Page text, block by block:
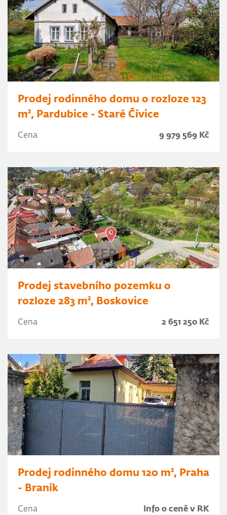
Prodej rodinného domu o rozloze 123
m², Pardubice - Staré Čívice
Cena 9 979 569 Kč
Prodej stavebního pozemku o
rozloze 283 m², Boskovice
Cena 2 651 250 Kč
Prodej rodinného domu 120 m², Praha
- Braník
Cena Info o ceně v RK